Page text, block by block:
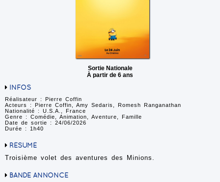
Sortie Nationale
À partir de 6 ans
INFOS
Réalisateur : Pierre Coffin
Acteurs : Pierre Coffin, Amy Sedaris, Romesh Ranganathan
Nationalité : U.S.A., France
Genre : Comédie, Animation, Aventure, Famille
Date de sortie : 24/06/2026
Durée : 1h40
RÉSUMÉ
Troisième volet des aventures des Minions.
BANDE ANNONCE